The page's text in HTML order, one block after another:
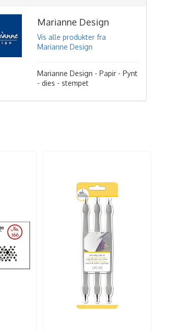
Marianne Design
Vis alle produkter fra
Marianne Design
Marianne Design - Papir - Pynt
- dies - stempet